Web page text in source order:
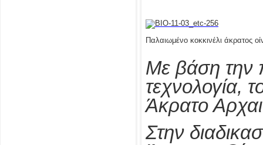
Παλαιωμένο κοκκινέλι άκρατος
Με βάση την
τεχνολογία,
Άκρατο
Στην